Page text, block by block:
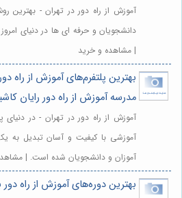
آموزش از راه دور در تهران - بهترین
دانشجویان و حرفه ای ها در دنیای
| مشاهده و خرید
بهترین پلتفرم‌های آموزش از راه
مدرسه آموزش از راه دور رایان
آموزش از راه دور در تهران - در دنیای
آموزشی با کیفیت و آسان تبدیل به
آموزان و دانشجویان شده است. |
بهترین دوره‌های آموزش از راه